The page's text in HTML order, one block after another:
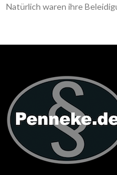
Natürlich waren ihre